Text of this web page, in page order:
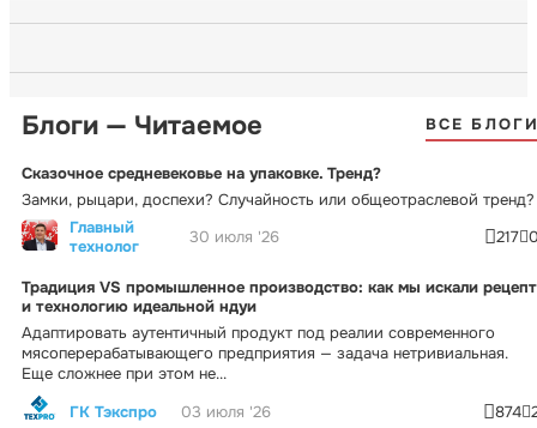
Блоги — Читаемое ВСЕ
Сказочное средневековье на упаковке. Тренд?
Замки, рыцари, доспехи? Случайность или общеотраслевой тренд?
Главный
технолог
30 июля '26 217
Традиция VS промышленное производство: как мы искали рецепт
и технологию идеальной ндуи
Адаптировать аутентичный продукт под реалии современного
мясоперерабатывающего предприятия — задача нетривиальная.
Еще сложнее при этом не...
ГК Тэкспро
03 июля '26 874